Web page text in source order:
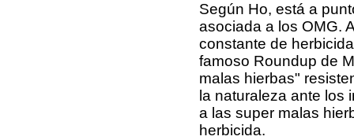
Según Ho, está a
asociada a los OMG.
constante de
famoso Roundup de
malas hierbas"
la naturaleza ante los
a las super malas
herbicida.